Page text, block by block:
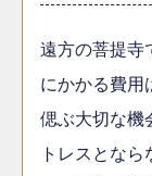
遠方の菩提寺
にかかる費用
偲ぶ大切な機
トレスとな